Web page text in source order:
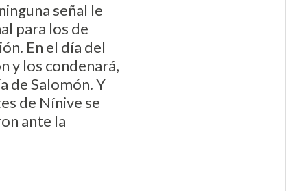
señal le
para los de
En el día del
y los condenará,
de Salomón. Y
de Nínive se
ante la